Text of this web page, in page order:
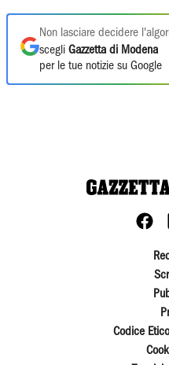
Non lasciare decidere
scegli Gazzetta di Modena
per le tue notizie su Google
Codice